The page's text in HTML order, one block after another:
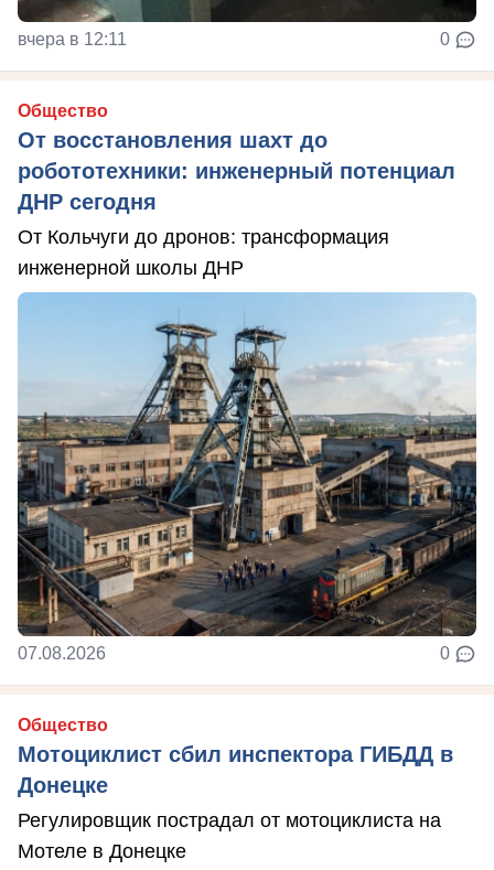
вчера в 12:11 0
Общество
От восстановления шахт до
робототехники: инженерный потенциал
ДНР сегодня
От Кольчуги до дронов: трансформация
инженерной школы ДНР
07.08.2026 0
Общество
Мотоциклист сбил инспектора ГИБДД в
Донецке
Регулировщик пострадал от мотоциклиста на
Мотеле в Донецке